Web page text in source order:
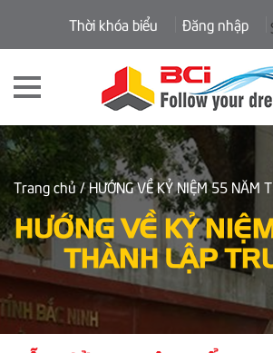
Thời khóa biểu Đăng nhập
Trang chủ/ HƯỚNG VỀ KỶ NIỆM 55 NĂM
HƯỚNG VỀ KỶ
THÀNH LẬP